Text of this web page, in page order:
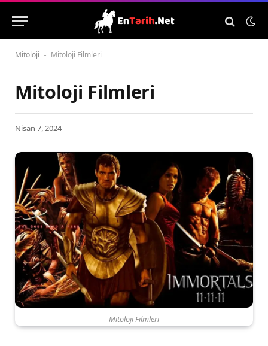
Mitoloji - Mitoloji Filmleri
Mitoloji Filmleri
Nisan 7, 2024
Mitoloji Filmleri